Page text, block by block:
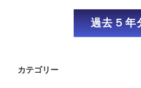
過去５年
カテゴリー